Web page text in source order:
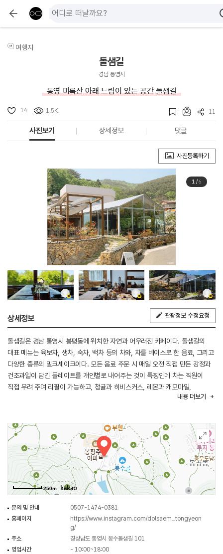
여행지
돌샘길
경남 통영시
통영 미륵산 아래 느림이 있는 공간 돌샘길
14 1.5K 11
사진보기 상세정보 댓글
사진등록하기
1/6
상세정보 관광정보 수정요청
돌샘길은 경남 통영시 봉평동에 위치한 자연과 어우러진 카페이다. 돌샘길의
대표 메뉴는 육보차, 생차, 숙차, 백차 등의 차와, 차를 베이스로 한 음료, 그리고
다양한 종류의 밀크셰이크이다. 모든 음료 주문 시 매일 오전 직접 만든 강정과
건조과일이 담긴 플레이트를 개인별로 내어주는 것이 특징인데 차는 직원이
직접 우려 주며 리필이 가능하고, 청귤과 히비스커스, 레몬과 캐모마일,
한라봉과 말차 등 차를 기반으로 한 베리에이션 음료들과 얼음이 들어가지 않아
보여주고 있다. 특히 당고가 토핑으로 올라간 쑥밀크셰이크, 흑임자밀크셰이크,
인절미밀크셰이크가 인기이다.
내용 더보기
250m
문의 및 안내
0507-1474-0381
홈페이지
https://www.instagram.com/dolsaem_tongyeon
g/
주소
경상남도 통영시 봉수돌샘길 101
영업시간
- 10:00~18:00